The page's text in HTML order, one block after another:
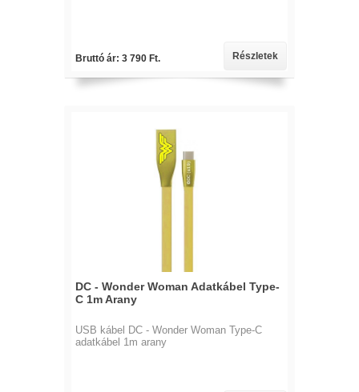
Bruttó ár: 3 790 Ft. Részletek
DC - Wonder Woman Adatkábel Type-
C 1m Arany
USB kábel DC - Wonder Woman Type-C
adatkábel 1m arany